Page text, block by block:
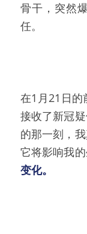
骨干，突然
任。
在1月21日的
接收了新冠
的那一刻，
它将影响我的
变化。